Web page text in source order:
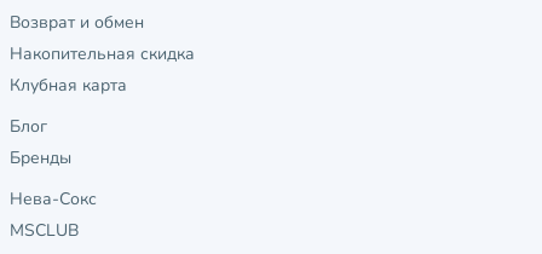
Возврат и обмен
Накопительная скидка
Клубная карта
Блог
Бренды
Нева-Сокс
MSCLUB